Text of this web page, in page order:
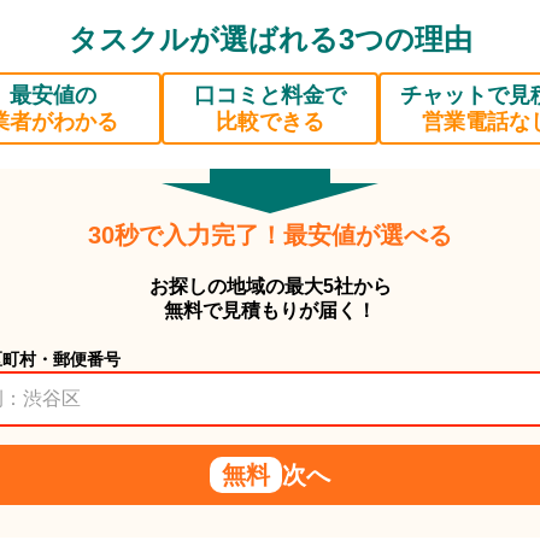
タスクルが選ばれる3つの理由
最安値の
者がわかる
口コミと料金で
比較できる
チャットで見
営業電話な
30秒で入力完了！最安値が選べる
お探しの地域の最大5社から
無料で見積もりが届く！
村・郵便番号
無料 次へ